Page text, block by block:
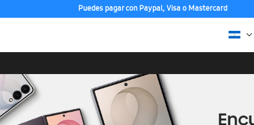
Puedes pagar con Paypal, Visa o Mastercard